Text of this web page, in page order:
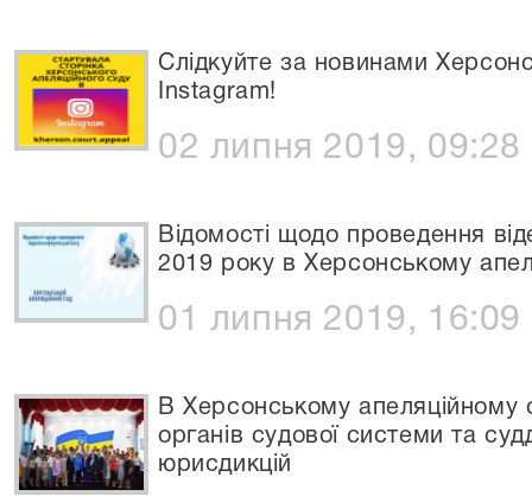
Слідкуйте за новинами
Instagram!
02 липня 2019, 09:28
Відомості щодо проведення
2019 року в Херсонському
01 липня 2019, 16:09
В Херсонському апеляційному
органів судової системи та
юрисдикцій